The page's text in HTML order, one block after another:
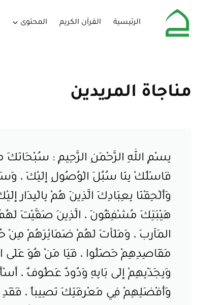
المحتوى القرآن الكريم الرئيسية
مناجاة المريدين
بِسْمِ اللهِ الرَّحْمَنِ الرَّحِيمِ :
فَاسْلُكْ بِنَا سُبُلَ الْوُصُولِ إِلَيْكَ ،
وَأَلْحِقْنَا بِعِبَادِكَ الَّذِينَ هُمْ بِالْبِدَارِ
هَيْبَتِكَ مُشْفِقُونَ ، الَّذِينَ صَفَّيْتَ
المَآرِبَ ، وَمَلَأتَ لَهُمْ ضَمَائِرَهُمْ مِنْ
مَقَاصِدِهِمْ حَصَلُوا ، فَيَا مَنْ هُوَ عَلَى
وَبِجَذْبِهِمْ إِلَى بَابِهِ وَدُودٌ عَطُوفٌ ،
وَأَفْضَلِهِمْ فِي مَعْرِفَتِكَ نَصِيباً ، فَقَدِ